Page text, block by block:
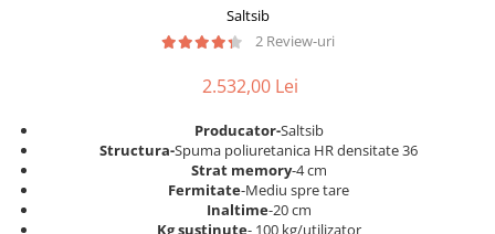
Saltele cu spuma poliuretanica
Saltele 160x200
Saltele 180x200
Top saltele
Dulap birou
Birouri
Scaune pentru birou
Scaune pentru vizitatori
Saltsib
2 Review-uri
2.532,00 Lei
Producator-Saltsib
Structura-Spuma poliuretanica HR densitate 36
Strat memory-4 cm
Fermitate-Mediu spre tare
Inaltime-20 cm
Kg sustinute- 100 kg/utilizator